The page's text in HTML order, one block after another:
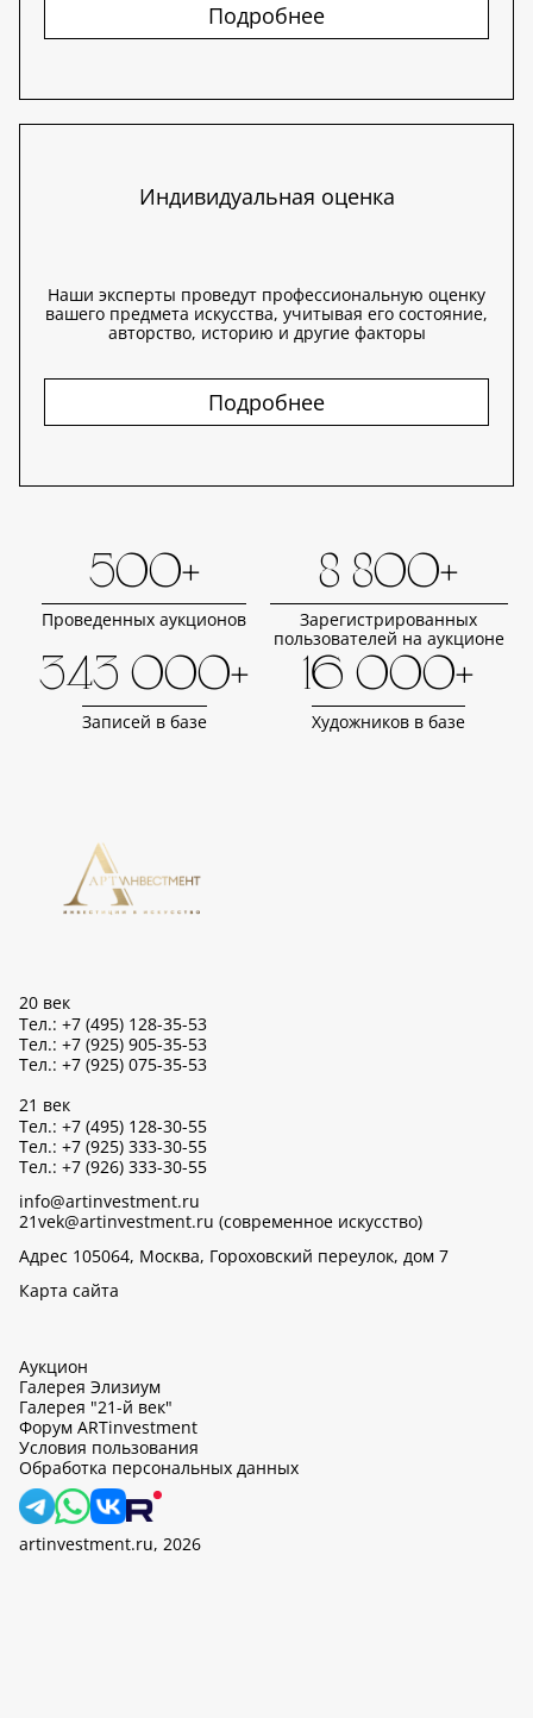
Подробнее
Индивидуальная оценка
Наши эксперты проведут профессиональную оценку
вашего предмета искусства, учитывая его состояние,
авторство, историю и другие факторы
Подробнее
500+
Проведенных аукционов
8 800+
Зарегистрированных
пользователей на аукционе
343 000+
Записей в базе
16 000+
Художников в базе
20 век
Тел.: +7 (495) 128-35-53
Тел.: +7 (925) 905-35-53
Тел.: +7 (925) 075-35-53
21 век
Тел.: +7 (495) 128-30-55
Тел.: +7 (925) 333-30-55
Тел.: +7 (926) 333-30-55
info@artinvestment.ru
21vek@artinvestment.ru (современное искусство)
Адрес 105064, Москва, Гороховский переулок, дом 7
Карта сайта
Аукцион
Галерея Элизиум
Галерея "21-й век"
Форум ARTinvestment
Условия пользования
Обработка персональных данных
artinvestment.ru, 2026